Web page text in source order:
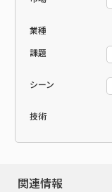
業種
課題
シーン
技術
関連情報